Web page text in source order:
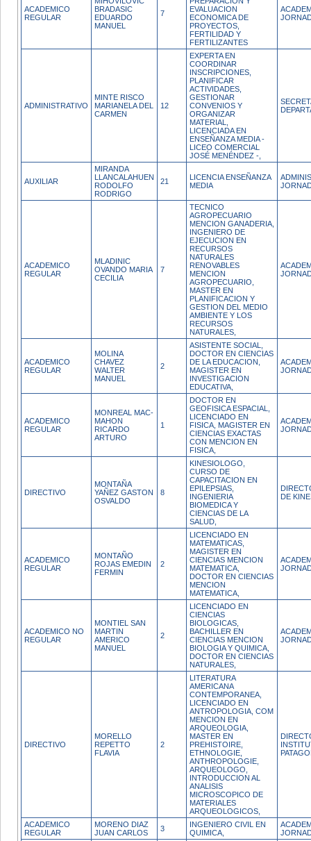
ACADEMICO
REGULAR
BRADASIC
EDUARDO
MANUEL
7
EVALUACION
ECONOMICA DE
PROYECTOS,
FERTILIDAD Y
FERTILIZANTES
ADMINISTRATIVO
MINTE RISCO
MARIANELA DEL
CARMEN
12
EXPERTA EN
COORDINAR
INSCRIPCIONES,
PLANIFICAR
ACTIVIDADES,
GESTIONAR
CONVENIOS Y
ORGANIZAR
MATERIAL,
LICENCIADA EN
ENSEÑANZA MEDIA -
LICEO COMERCIAL
JOSÉ MENÉNDEZ -,
AUXILIAR
MIRANDA
LLANCALAHUEN
RODOLFO
RODRIGO
21
LICENCIA ENSEÑANZA
MEDIA
ACADEMICO
REGULAR
MLADINIC
OVANDO MARIA
CECILIA
7
TECNICO
AGROPECUARIO
MENCION GANADERIA,
INGENIERO DE
EJECUCION EN
RECURSOS
NATURALES
RENOVABLES
MENCION
AGROPECUARIO,
MASTER EN
PLANIFICACION Y
GESTION DEL MEDIO
AMBIENTE Y LOS
RECURSOS
NATURALES,
ACADEMICO
REGULAR
MOLINA
CHAVEZ
WALTER
MANUEL
2
ASISTENTE SOCIAL,
DOCTOR EN CIENCIAS
DE LA EDUCACION,
MAGISTER EN
INVESTIGACION
EDUCATIVA,
ACADEMICO
REGULAR
MONREAL MAC-
MAHON
RICARDO
ARTURO
1
DOCTOR EN
GEOFISICA ESPACIAL,
LICENCIADO EN
FISICA, MAGISTER EN
CIENCIAS EXACTAS
CON MENCION EN
FISICA,
DIRECTIVO
MONTAÑA
YAÑEZ GASTON
OSVALDO
8
KINESIOLOGO,
CURSO DE
CAPACITACION EN
EPILEPSIAS,
INGENIERIA
BIOMEDICA Y
CIENCIAS DE LA
SALUD,
DE
ACADEMICO
REGULAR
MONTAÑO
ROJAS EMEDIN
FERMIN
2
LICENCIADO EN
MATEMATICAS,
MAGISTER EN
CIENCIAS MENCION
MATEMATICA,
DOCTOR EN CIENCIAS
MENCION
MATEMATICA,
ACADEMICO NO
REGULAR
MONTIEL SAN
MARTIN
AMERICO
MANUEL
2
LICENCIADO EN
CIENCIAS
BIOLOGICAS,
BACHILLER EN
CIENCIAS MENCION
BIOLOGIA Y QUIMICA,
DOCTOR EN CIENCIAS
NATURALES,
DIRECTIVO
MORELLO
REPETTO
FLAVIA
2
LITERATURA
AMERICANA
CONTEMPORANEA,
LICENCIADO EN
ANTROPOLOGIA, COM
MENCION EN
ARQUEOLOGIA,
MASTER EN
PREHISTOIRE,
ETHNOLOGIE,
ANTHROPOLOGIE,
ARQUEOLOGO,
INTRODUCCION AL
ANALISIS
MICROSCOPICO DE
MATERIALES
ARQUEOLOGICOS,
ACADEMICO
REGULAR
MORENO DIAZ
JUAN CARLOS
3
INGENIERO CIVIL EN
QUIMICA,